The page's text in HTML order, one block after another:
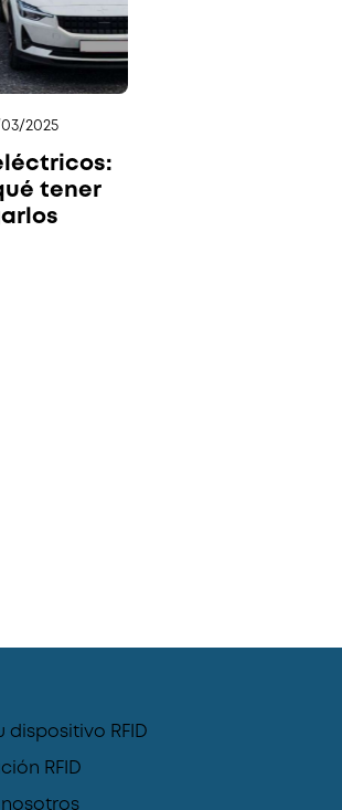
03/2025
tener
dispositivo RFID
RFID
nosotros